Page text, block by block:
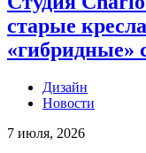
старые
«гибридные»
Дизайн
Новости
7 июля, 2026